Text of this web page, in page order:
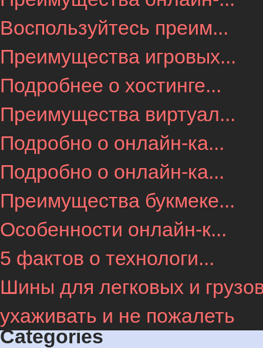
Воспользуйтесь преим...
Преимущества игровых...
Подробнее о хостинге...
Преимущества виртуал...
Подробно о онлайн-ка...
Подробно о онлайн-ка...
Преимущества букмеке...
Особенности онлайн-к...
5 фактов о технологи...
Шины для легковых и
ухаживать и не пожалеть
Categories